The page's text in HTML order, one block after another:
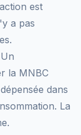
est
a pas
Un
la MNBC
dans
La